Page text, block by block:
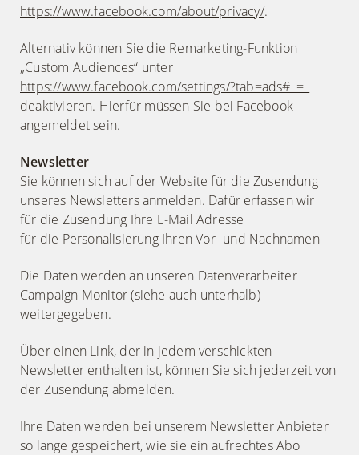
https://www.facebook.com/about/privacy/.
Alternativ können Sie die Remarketing-Funktion
„Custom Audiences“ unter
https://www.facebook.com/settings/?tab=ads#_=_
deaktivieren. Hierfür müssen Sie bei Facebook
angemeldet sein.
Newsletter
Sie können sich auf der Website für die Zusendung
unseres Newsletters anmelden. Dafür erfassen wir
für die Zusendung Ihre E-Mail Adresse
für die Personalisierung Ihren Vor- und Nachnamen
Die Daten werden an unseren Datenverarbeiter
Campaign Monitor (siehe auch unterhalb)
weitergegeben.
Über einen Link, der in jedem verschickten
Newsletter enthalten ist, können Sie sich jederzeit von
der Zusendung abmelden.
Ihre Daten werden bei unserem Newsletter Anbieter
so lange gespeichert, wie sie ein aufrechtes Abo